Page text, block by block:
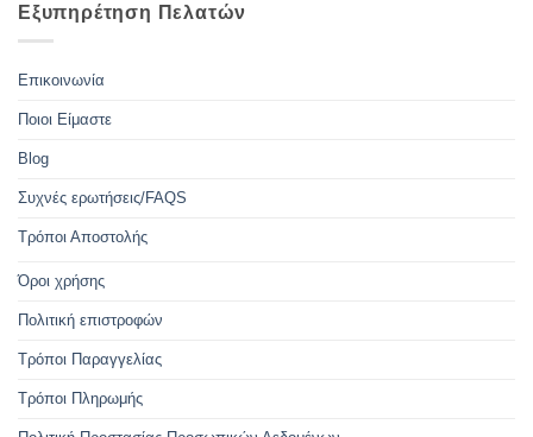
Εξυπηρέτηση Πελατών
Επικοινωνία
Ποιοι Είμαστε
Blog
Συχνές ερωτήσεις/FAQS
Τρόποι Αποστολής
Όροι χρήσης
Πολιτική επιστροφών
Τρόποι Παραγγελίας
Τρόποι Πληρωμής